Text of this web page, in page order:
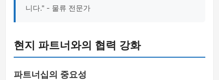
니다." - 물류 전문가
현지 파트너와의 협력 강화
파트너십의 중요성